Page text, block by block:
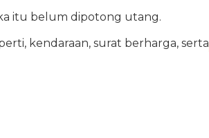
itu belum dipotong utang.
kendaraan, surat berharga, serta